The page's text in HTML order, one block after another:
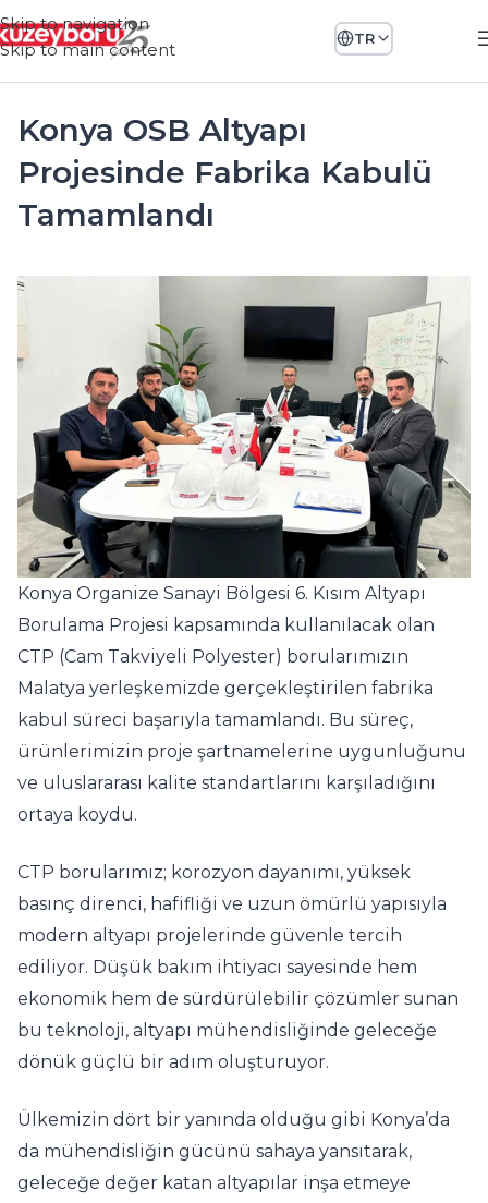
Skip to navigation
Skip to main content
TR
Konya OSB Altyapı
Projesinde Fabrika Kabulü
Tamamlandı
Konya Organize Sanayi Bölgesi 6. Kısım Altyapı
Borulama Projesi kapsamında kullanılacak olan
CTP (Cam Takviyeli Polyester) borularımızın
Malatya yerleşkemizde gerçekleştirilen fabrika
kabul süreci başarıyla tamamlandı. Bu süreç,
ürünlerimizin proje şartnamelerine uygunluğunu
ve uluslararası kalite standartlarını karşıladığını
ortaya koydu.
CTP borularımız; korozyon dayanımı, yüksek
basınç direnci, hafifliği ve uzun ömürlü yapısıyla
modern altyapı projelerinde güvenle tercih
ediliyor. Düşük bakım ihtiyacı sayesinde hem
ekonomik hem de sürdürülebilir çözümler sunan
bu teknoloji, altyapı mühendisliğinde geleceğe
dönük güçlü bir adım oluşturuyor.
Ülkemizin dört bir yanında olduğu gibi Konya’da
da mühendisliğin gücünü sahaya yansıtarak,
geleceğe değer katan altyapılar inşa etmeye